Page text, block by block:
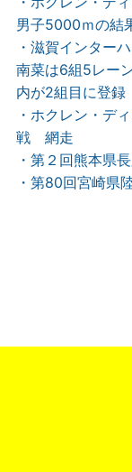
男子5000ｍの結
・滋賀インター
南菜は6組5レー
内が2組目に登録
・ホクレン・デ
戦 網走
・第２回熊本県
・第80回宮崎